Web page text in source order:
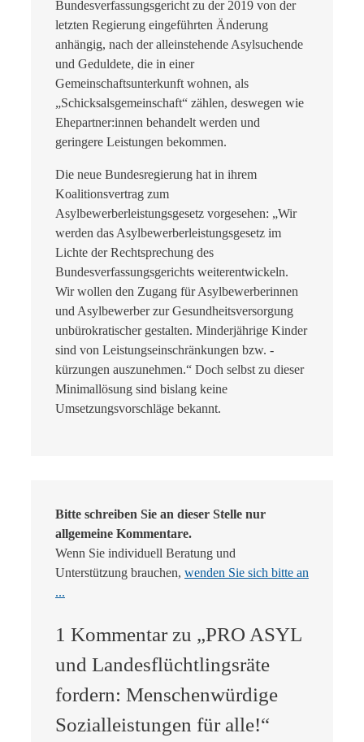
Bundesverfassungsgericht zu der 2019 von der
letzten Regierung eingeführten Änderung
anhängig, nach der alleinstehende Asylsuchende
und Geduldete, die in einer
Gemeinschaftsunterkunft wohnen, als
„Schicksalsgemeinschaft“ zählen, deswegen wie
Ehepartner:innen behandelt werden und
geringere Leistungen bekommen.
Die neue Bundesregierung hat in ihrem
Koalitionsvertrag zum
Asylbewerberleistungsgesetz vorgesehen: „Wir
werden das Asylbewerberleistungsgesetz im
Lichte der Rechtsprechung des
Bundesverfassungsgerichts weiterentwickeln.
Wir wollen den Zugang für Asylbewerberinnen
und Asylbewerber zur Gesundheitsversorgung
unbürokratischer gestalten. Minderjährige Kinder
sind von Leistungseinschränkungen bzw. -
kürzungen auszunehmen.“ Doch selbst zu dieser
Minimallösung sind bislang keine
Umsetzungsvorschläge bekannt.
Bitte schreiben Sie an dieser Stelle nur
allgemeine Kommentare.
Wenn Sie individuell Beratung und
Unterstützung brauchen, wenden Sie sich bitte an
...
1 Kommentar zu „PRO ASYL
und Landesflüchtlingsräte
fordern: Menschenwürdige
Sozialleistungen für alle!“